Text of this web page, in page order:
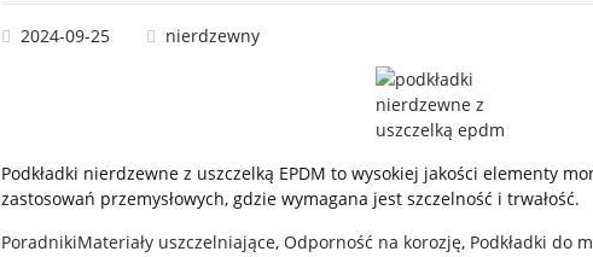
2024-09-25 nierdzewny
Podkładki nierdzewne z uszczelką EPDM to wysokiej jakości elementy
zastosowań przemysłowych, gdzie wymagana jest szczelność i trwałość.
PoradnikiMateriały uszczelniające, Odporność na korozję, Podkładki do